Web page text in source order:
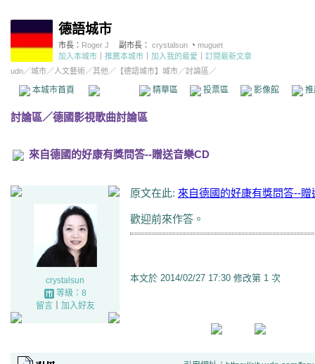
德語城市
市長： Roger J 副市長： crystalsun 、 muguet
加入本城市
推薦本城市 加入我的最愛
訂閱最新文章
udn／城市／人文藝術／其他 ／ 【德語城市】城市／討論區／
本城市首頁 精華區 投票區 影像館
討論區／德國影視歌曲討論區
來自德國的好康有獎問答--贈送音樂CD
crystalsun
等級：8
留言｜ 加入好友
原文在此: 來自德國的好康有獎問答--贈
歡迎前來作答。
本文於 2014/02/27 17:30 修改第 1 次